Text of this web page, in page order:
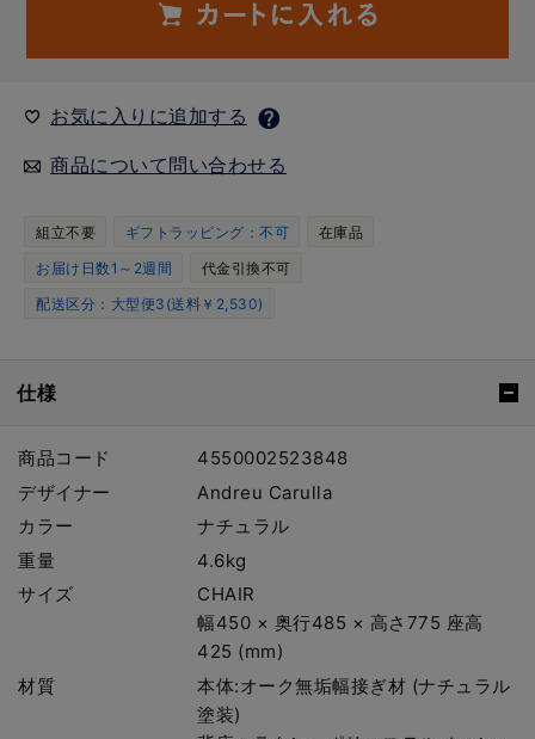
お気に入りに追加する
商品について問い合わせる
組立不要 ギフトラッピング：不可
在庫品
お届け日数1～2週間
代金引換不可
配送区分：大型便3(送料￥2,530)
仕様
商品コード
4550002523848
デザイナー
Andreu Carulla
カラー
ナチュラル
重量
4.6kg
サイズ
CHAIR
幅450 × 奥行485 × 高さ775 座高
425 (mm)
材質
本体:オーク無垢幅接ぎ材 (ナチュラル
塗装)